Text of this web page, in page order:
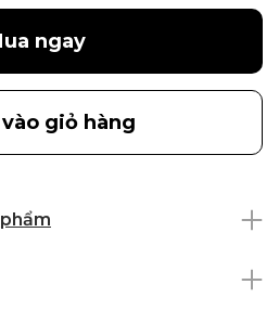
ngay
giỏ hàng